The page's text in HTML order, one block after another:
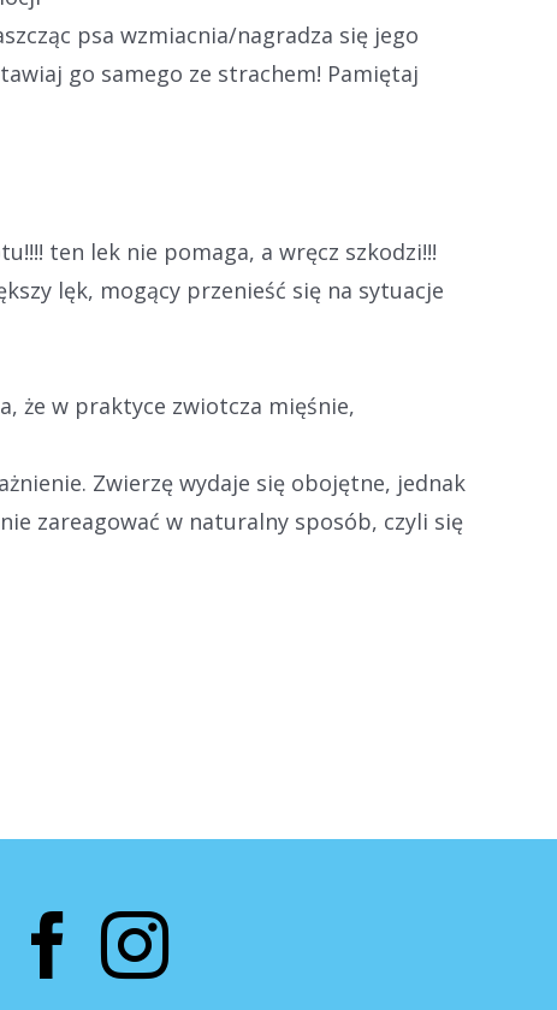
psa wzmiacnia/nagradza się jego
go samego ze strachem! Pamiętaj
ten lek nie pomaga, a wręcz szkodzi!!!
lęk, mogący przenieść się na sytuacje
że w praktyce zwiotcza mięśnie,
Zwierzę wydaje się obojętne, jednak
zareagować w naturalny sposób, czyli się